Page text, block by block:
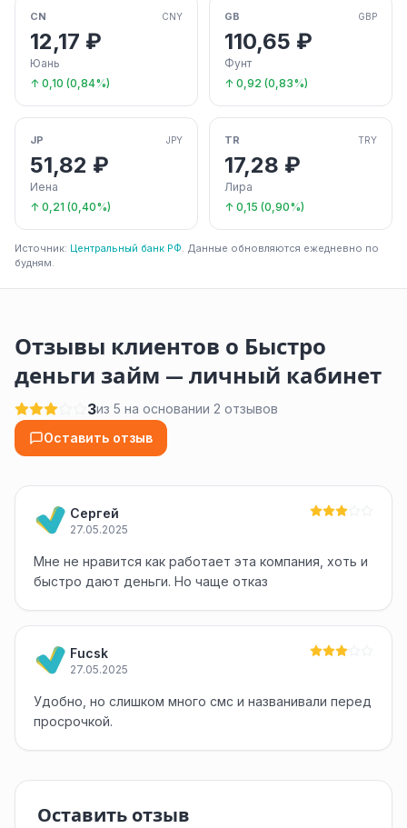
CN CNY
12,17 ₽
Юань
↑ 0,10 (0,84%)
GB GBP
110,65 ₽
Фунт
↑ 0,92 (0,83%)
JP JPY
51,82 ₽
Иена
↑ 0,21 (0,40%)
TR TRY
17,28 ₽
Лира
↑ 0,15 (0,90%)
Источник: Центральный банк РФ. Данные обновляются ежедневно по
будням.
Отзывы клиентов о Быстро
деньги займ — личный кабинет
3из 5 на основании 2 отзывов
Оставить отзыв
Сергей
27.05.2025
Мне не нравится как работает эта компания, хоть и
быстро дают деньги. Но чаще отказ
Fucsk
27.05.2025
Удобно, но слишком много смс и названивали перед
просрочкой.
Оставить отзыв